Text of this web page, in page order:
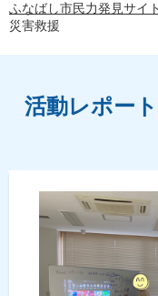
ふなばし市民力発見サイト
災害救援
活動レポー